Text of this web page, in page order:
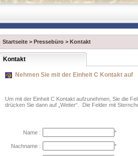
Startseite > Pressebüro > Kontakt
Kontakt
Nehmen Sie mit der Einheit C Kontakt auf
Um mit der Einheit C Kontakt aufzunehmen, Sie die
drücken Sie dann auf „Weiter“. Die Felder mit
Name : *
Nachname : *